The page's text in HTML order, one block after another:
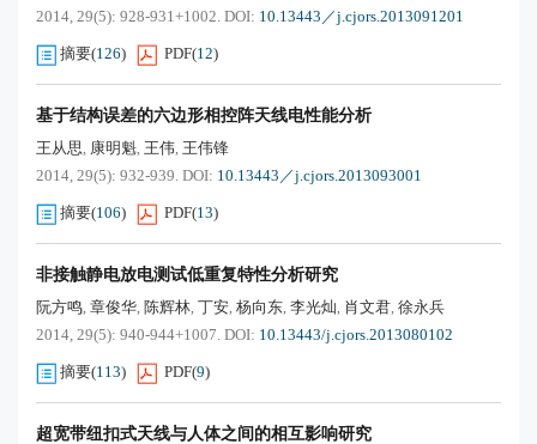
2014, 29(5): 928-931+1002. DOI: 10.13443／j.cjors.2013091201
摘要(126) PDF(12)
基于结构误差的六边形相控阵天线电性能分析
王从思, 康明魁, 王伟, 王伟锋
2014, 29(5): 932-939. DOI: 10.13443／j.cjors.2013093001
摘要(106) PDF(13)
非接触静电放电测试低重复特性分析研究
阮方鸣, 章俊华, 陈辉林, 丁安, 杨向东, 李光灿, 肖文君, 徐永兵
2014, 29(5): 940-944+1007. DOI: 10.13443/j.cjors.2013080102
摘要(113) PDF(9)
超宽带纽扣式天线与人体之间的相互影响研究